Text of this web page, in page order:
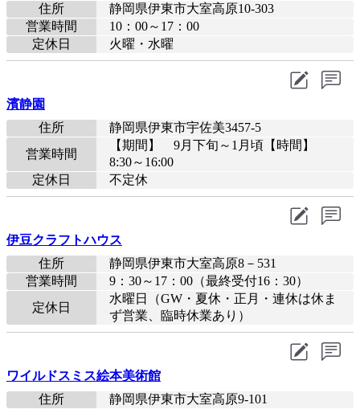
住所
静岡県伊東市大室高原10-303
営業時間
10：00～17：00
定休日
火曜・水曜
濱静園
住所
静岡県伊東市宇佐美3457-5
営業時間
【期間】 9月下旬～1月頃【時間】
8:30～16:00
定休日
不定休
伊豆クラフトハウス
住所
静岡県伊東市大室高原8－531
営業時間
9：30～17：00（最終受付16：30）
定休日
水曜日（GW・夏休・正月・連休は休ま
ず営業、臨時休業あり）
ワイルドスミス絵本美術館
住所
静岡県伊東市大室高原9-101